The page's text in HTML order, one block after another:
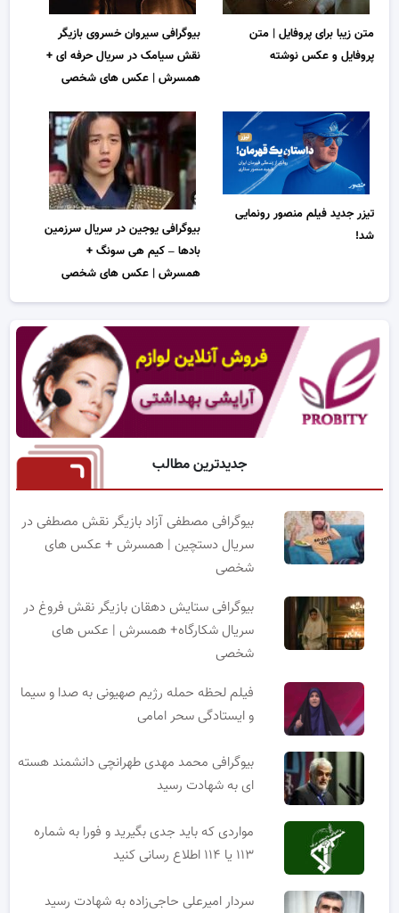
متن زیبا برای پروفایل | متن
پروفایل و عکس نوشته
بیوگرافی سیروان خسروی بازیگر
نقش سیامک در سریال حرفه ای +
همسرش | عکس های شخصی
تیزر جدید فیلم منصور رونمایی
شد!
بیوگرافی یوجین در سریال سرزمین
بادها – کیم هی سونگ +
همسرش | عکس های شخصی
جدیدترین مطالب
بیوگرافی مصطفی آزاد بازیگر نقش مصطفی در
سریال دستچین | همسرش + عکس های
شخصی
بیوگرافی ستایش دهقان بازیگر نقش فروغ در
سریال شکارگاه+ همسرش | عکس های
شخصی
فیلم لحظه حمله رژیم صهیونی به صدا و سیما
و ایستادگی سحر امامی
بیوگرافی محمد مهدی طهرانچی دانشمند هسته
ای به شهادت رسید
مواردی که باید جدی بگیرید و فورا به شماره
۱۱۳ یا ۱۱۴ اطلاع رسانی کنید
سردار امیرعلی حاجی‌زاده به شهادت رسید